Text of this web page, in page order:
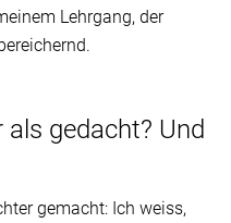
Lehrgang, der
gedacht? Und
gemacht: Ich weiss,